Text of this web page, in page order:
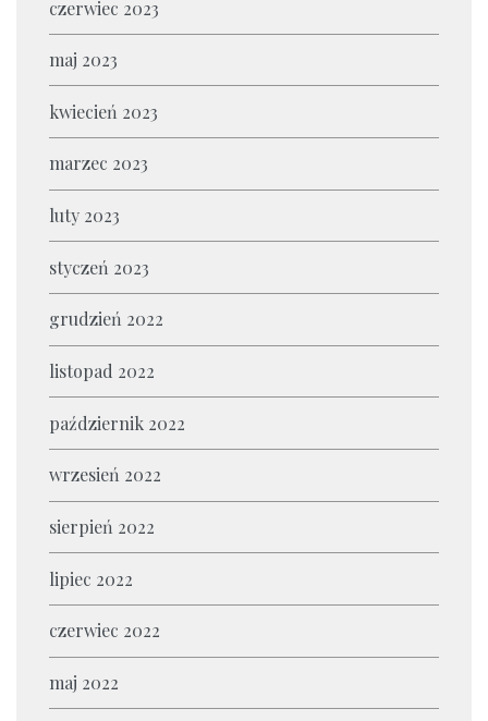
czerwiec 2023
maj 2023
kwiecień 2023
marzec 2023
luty 2023
styczeń 2023
grudzień 2022
listopad 2022
październik 2022
wrzesień 2022
sierpień 2022
lipiec 2022
czerwiec 2022
maj 2022